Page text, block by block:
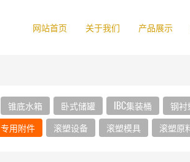
网站首页 关于我们 产品展示
锥底水箱 卧式储罐 IBC集装桶 钢
专用附件 滚塑设备 滚塑模具 滚塑原